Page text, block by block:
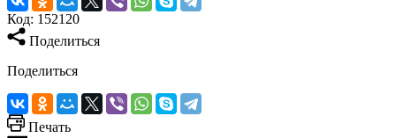
Код: 152120
Поделиться
Поделиться
Печать